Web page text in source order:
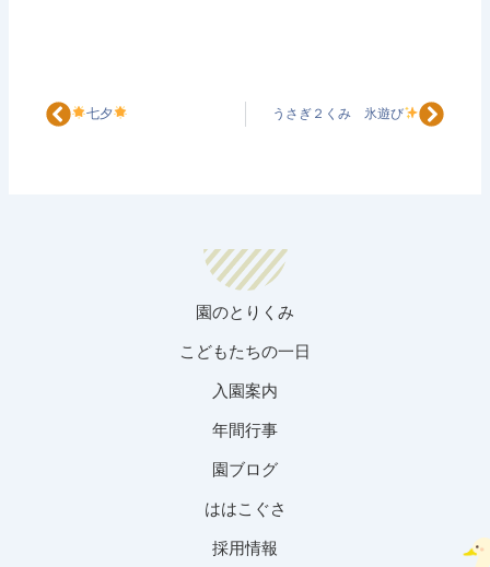
Prev七夕 うさぎ２くみ 氷遊び Next
園のとりくみ
こどもたちの一日
入園案内
年間行事
園ブログ
ははこぐさ
採用情報